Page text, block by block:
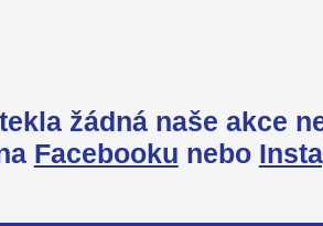
žádná naše akce
Facebooku nebo